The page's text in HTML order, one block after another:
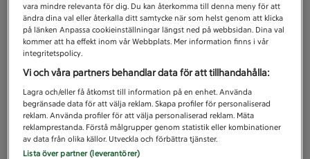
vara mindre relevanta för dig. Du kan återkomma till denna meny för att
ändra dina val eller återkalla ditt samtycke när som helst genom att klicka
på länken Anpassa cookieinställningar längst ned på webbsidan. Dina val
kommer att ha effekt inom vår Webbplats. Mer information finns i vår
integritetspolicy.
Vi och våra partners behandlar data för att tillhandahålla:
Lagra och/eller få åtkomst till information på en enhet. Använda
begränsade data för att välja reklam. Skapa profiler för personaliserad
reklam. Använda profiler för att välja personaliserad reklam. Mäta
reklamprestanda. Förstå målgrupper genom statistik eller kombinationer
av data från olika källor. Utveckla och förbättra tjänster.
Lista över partner (leverantörer)